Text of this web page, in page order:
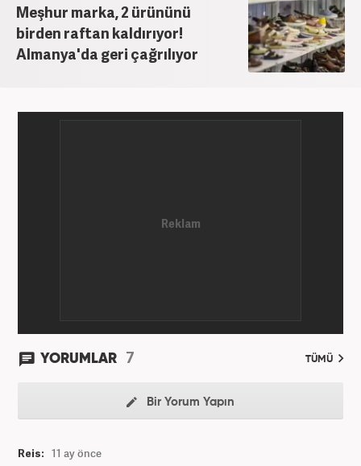
Meşhur marka, 2 ürününü
birden raftan kaldırıyor!
Almanya'da geri çağrılıyor
YORUMLAR 7 TÜMÜ
Bir Yorum Yapın
Reis: 11 ay önce